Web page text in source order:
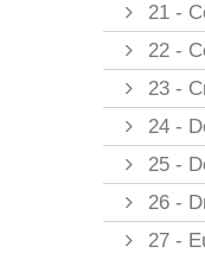
21 -
22 -
23 -
24 -
25 -
26 -
27 -